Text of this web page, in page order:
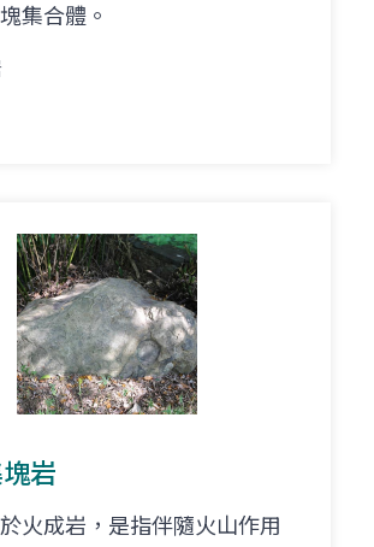
集合體。
岩
火成岩，是指伴隨火山作用